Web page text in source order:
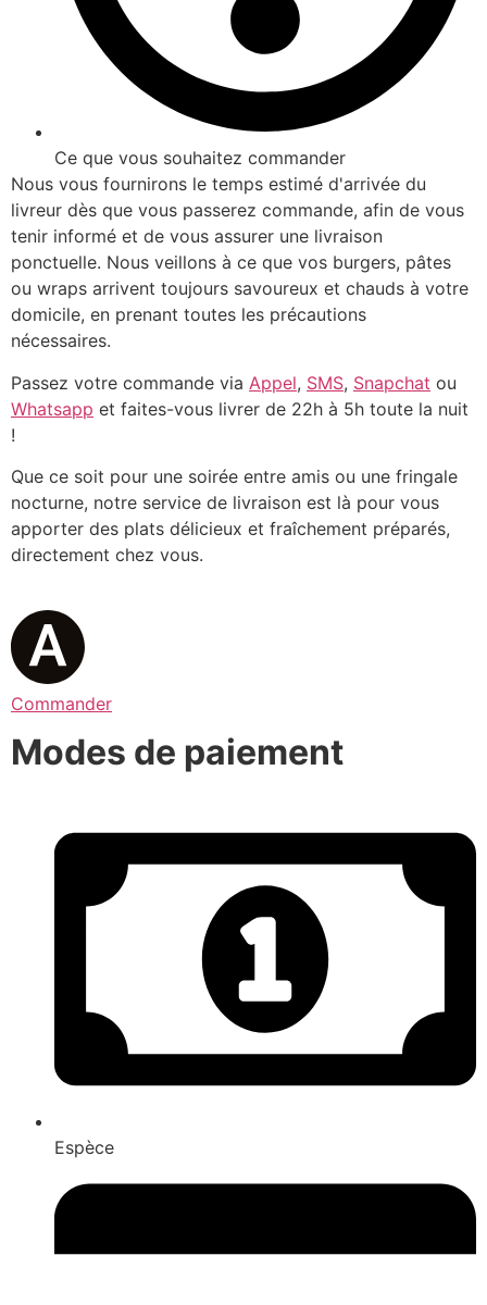
Ce que vous souhaitez commander
Nous vous fournirons le temps estimé d'arrivée du
livreur dès que vous passerez commande, afin de vous
tenir informé et de vous assurer une livraison
ponctuelle. Nous veillons à ce que vos burgers, pâtes
ou wraps arrivent toujours savoureux et chauds à votre
domicile, en prenant toutes les précautions
nécessaires.
Passez votre commande via Appel, SMS, Snapchat ou
Whatsapp et faites-vous livrer de 22h à 5h toute la nuit
!
Que ce soit pour une soirée entre amis ou une fringale
nocturne, notre service de livraison est là pour vous
apporter des plats délicieux et fraîchement préparés,
directement chez vous.
Commander
Modes de paiement
Espèce